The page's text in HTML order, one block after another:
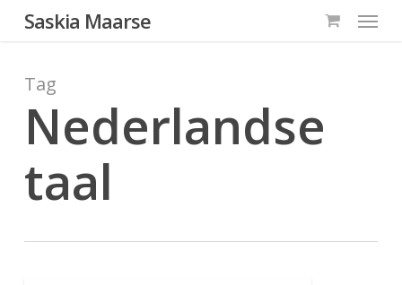
Skip
content
Saskia Maarse Menu
Tag
Nederlandse
taal